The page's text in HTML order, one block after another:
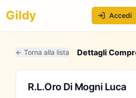
Gildy Accedi
← Torna alla lista Dettagli
R.L.Oro Di Mogni Luca